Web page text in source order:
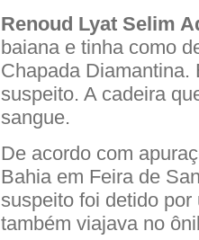
Renoud Lyat Selim
baiana e tinha como
Chapada Diamantina.
suspeito. A cadeira
sangue.
De acordo com
Bahia em Feira de
suspeito foi detido
também viajava no